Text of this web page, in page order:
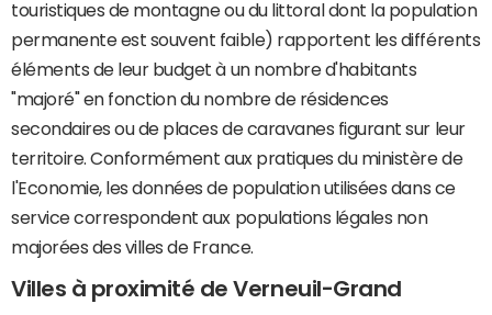
touristiques de montagne ou du littoral dont la population
permanente est souvent faible) rapportent les différents
éléments de leur budget à un nombre d'habitants
"majoré" en fonction du nombre de résidences
secondaires ou de places de caravanes figurant sur leur
territoire. Conformément aux pratiques du ministère de
l'Economie, les données de population utilisées dans ce
service correspondent aux populations légales non
majorées des villes de France.
Villes à proximité de Verneuil-Grand